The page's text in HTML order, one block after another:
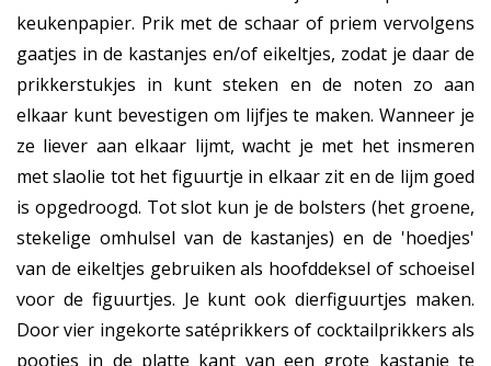
keukenpapier. Prik met de schaar of priem vervolgens
gaatjes in de kastanjes en/of eikeltjes, zodat je daar de
prikkerstukjes in kunt steken en de noten zo aan
elkaar kunt bevestigen om lijfjes te maken. Wanneer je
ze liever aan elkaar lijmt, wacht je met het insmeren
met slaolie tot het figuurtje in elkaar zit en de lijm goed
is opgedroogd. Tot slot kun je de bolsters (het groene,
stekelige omhulsel van de kastanjes) en de 'hoedjes'
van de eikeltjes gebruiken als hoofddeksel of schoeisel
voor de figuurtjes. Je kunt ook dierfiguurtjes maken.
Door vier ingekorte satéprikkers of cocktailprikkers als
pootjes in de platte kant van een grote kastanje te